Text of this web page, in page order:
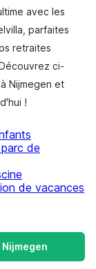
avec les
parfaites
retraites
ci-
Nijmegen et
!
de
de vacances